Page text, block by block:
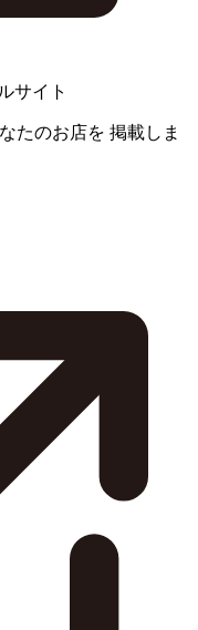
サイト
たのお店を 掲載しま